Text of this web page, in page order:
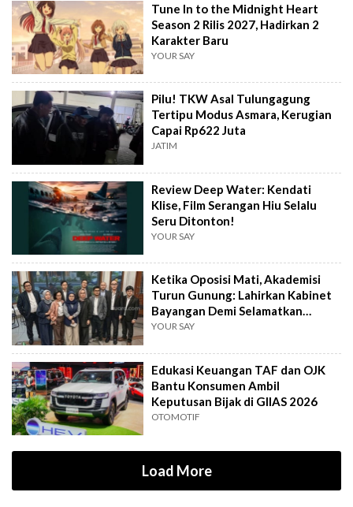
Tune In to the Midnight Heart
Season 2 Rilis 2027, Hadirkan 2
Karakter Baru
YOUR SAY
Pilu! TKW Asal Tulungagung
Tertipu Modus Asmara, Kerugian
Capai Rp622 Juta
JATIM
Review Deep Water: Kendati
Klise, Film Serangan Hiu Selalu
Seru Ditonton!
YOUR SAY
Ketika Oposisi Mati, Akademisi
Turun Gunung: Lahirkan Kabinet
Bayangan Demi Selamatkan
Demokrasi
YOUR SAY
Edukasi Keuangan TAF dan OJK
Bantu Konsumen Ambil
Keputusan Bijak di GIIAS 2026
OTOMOTIF
Load More